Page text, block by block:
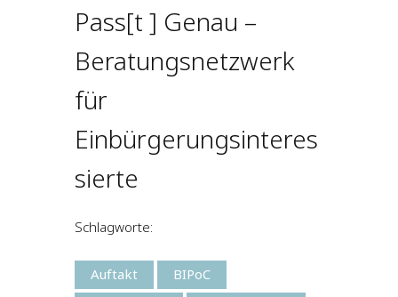
Pass[t ] Genau –
Beratungsnetzwerk
für
Einbürgerungsinteres
sierte
Schlagworte:
Auftakt
BIPoC